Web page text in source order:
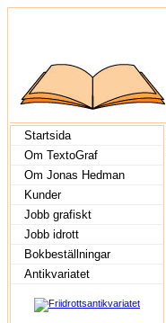
Startsida
Om TextoGraf
Om Jonas Hedman
Kunder
Jobb grafiskt
Jobb idrott
Bokbeställningar
Antikvariatet